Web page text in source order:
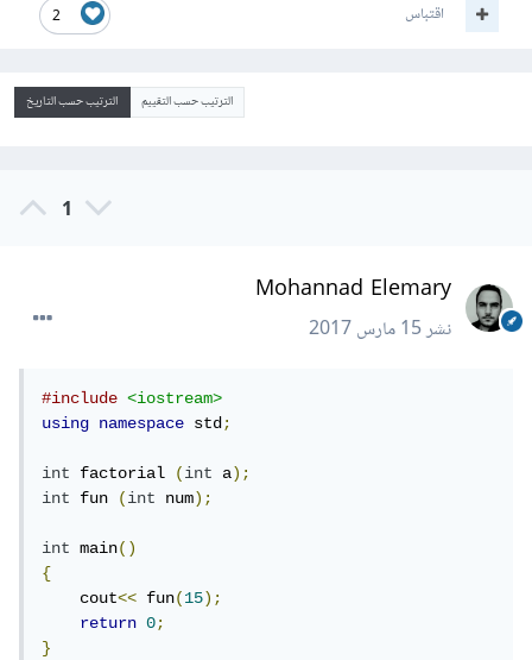
2 اقتباس
الترتيب حسب التقييم الترتيب حسب التاريخ
1
Mohannad Elemary
نشر15 مارس 2017
#include
<iostream>
using
namespace std;
int factorial (int a);
int
fun (int num);
int main()
{
    cout
<< fun(15);
return
0;
}